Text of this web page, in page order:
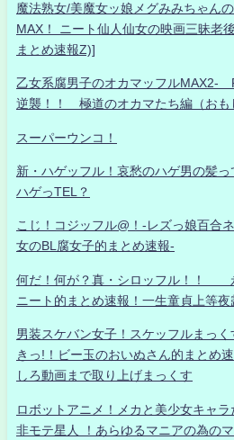
魔法熟女/美魔女ッ娘メグみみちゃん
MAX！ ニート仙人仙女の映画三昧老
まとめ速報Z)]
乙女系腐男子のオカマッフルMAX2-
逆襲！！ 極道のオカマたち編（おも
スーパーウンコ！
新・ハゲッフル！哀愁のハゲ男の髪っ
ハゲっTEL？
こじ！コジッフル@！-レズっ娘百合
女のBL腐女子的まとめ速報-
何だ！何が？真・シロッフル！！
ニート的まとめ速報！一生童貞上等夜
男装スケバン女子！スケッフルまっ
きっ!！ビー玉のおいぬさん的まとめ
しろ動画まで取り上げまっくす
ロボットアニメ！メカと美少女キャラ
非モテ星人 ！あらゆるマニアの為の